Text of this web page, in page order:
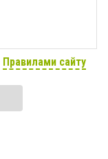
Правилами сайту